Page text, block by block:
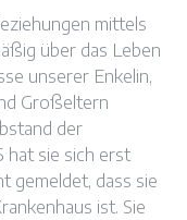
mittels
über das Leben
unserer Enkelin,
Großeltern
der
hat sie sich erst
gemeldet, dass sie
ist. Sie